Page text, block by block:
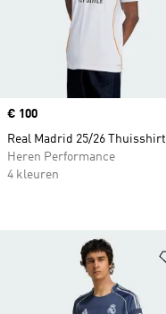
Price
€ 100
Real Madrid 25/26 Thuisshirt
Heren Performance
4 kleuren